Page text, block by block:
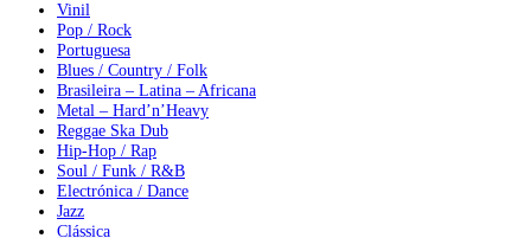
Vinil
Pop / Rock
Portuguesa
Blues / Country / Folk
Brasileira – Latina – Africana
Metal – Hard’n’Heavy
Reggae Ska Dub
Hip-Hop / Rap
Soul / Funk / R&B
Electrónica / Dance
Jazz
Clássica